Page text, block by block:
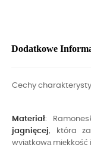
Dodatkowe
Cechy
Materiał:
jagnięcej, która
wyjątkową miękkość